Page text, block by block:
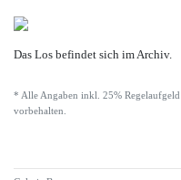
Das Los befindet sich im Archiv.
* Alle Angaben inkl. 25%
vorbehalten.